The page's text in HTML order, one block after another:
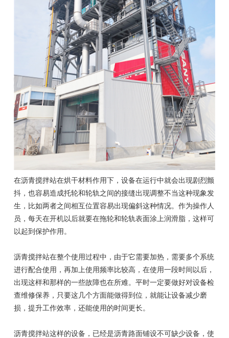
在沥青搅拌站在烘干材料作用下，设备在运行中就会出现剧烈颤
抖，也容易造成托轮和轮轨之间的接缝出现调整不当这种现象发
生，比如两者之间相互位置容易出现偏斜这种情况。作为操作人
员，每天在开机以后就要在拖轮和轮轨表面涂上润滑脂，这样可
以起到保护作用。
沥青搅拌站在整个使用过程中，由于它需要加热，需要多个系统
进行配合使用，再加上使用频率比较高，在使用一段时间以后，
出现这样和那样的一些故障也在所难。平时一定要做好对设备检
查维修保养，只要这几个方面能做得到位，就能让设备减少磨
损，提升工作效率，还能使用的时间更长。
沥青搅拌站这样的设备，已经是沥青路面铺设不可缺少设备，使